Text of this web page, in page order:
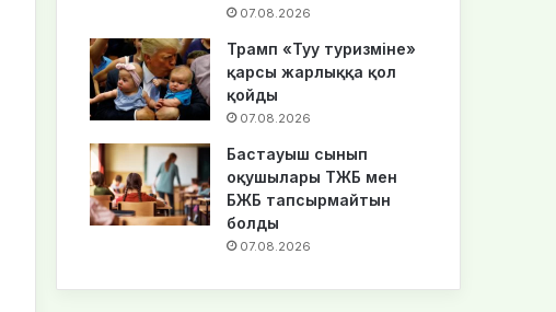
07.08.2026
Трамп «Туу туризміне»
қарсы жарлыққа қол
қойды
07.08.2026
Бастауыш сынып
оқушылары ТЖБ мен
БЖБ тапсырмайтын
болды
07.08.2026